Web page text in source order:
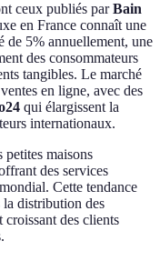
ceux publiés parBain
en France connaît une
de 5% annuellement, une
des consommateurs
tangibles. Le marché
en ligne, avec des
qui élargissent la
internationaux.
petites maisons
des services
Cette tendance
distribution des
croissant des clients